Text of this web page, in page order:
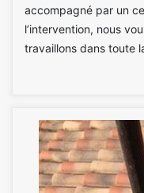
accompagné par un
l’intervention, nous
travaillons dans toute